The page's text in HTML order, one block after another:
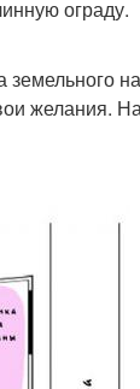
ограду.
желания.